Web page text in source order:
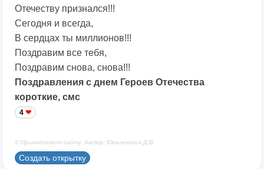
Отечеству признался!!!
Сегодня и всегда,
В сердцах ты миллионов!!!
Поздравим все тебя,
Поздравим снова, снова!!!
Поздравления с днем Героев Отечества
короткие, смс
4
© Принадлежит сайту. Автор: Юкалевских Д.В.
Создать открытку